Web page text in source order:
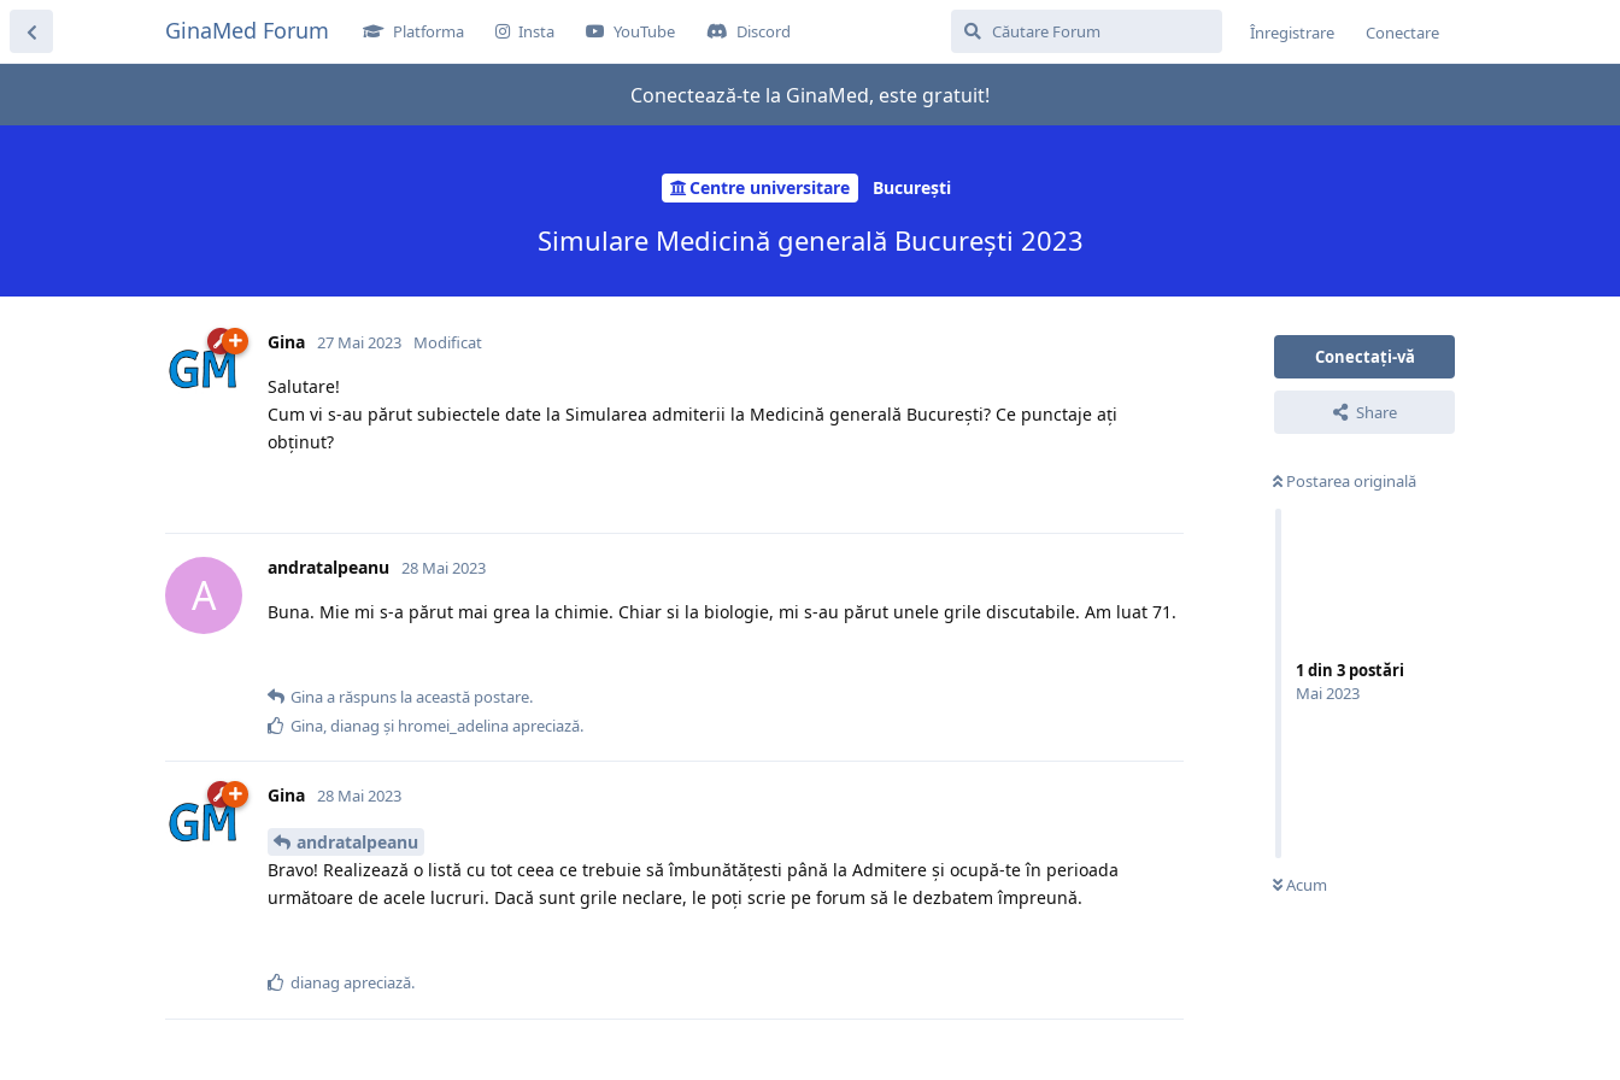
GinaMed Forum Platforma Insta YouTube Discord Înregistrare Conectare
Conectează-te la GinaMed, este gratuit!
Centre universitare București
Simulare Medicină generală București 2023
Conectați-vă
Share
Postarea originală
1 din 3 postări
Mai 2023
Acum
Gina 27 Mai 2023 Modificat
Salutare!
Cum vi s-au părut subiectele date la Simularea admiterii la Medicină generală București? Ce punctaje ați
obținut?
A
andratalpeanu 28 Mai 2023
Buna. Mie mi s-a părut mai grea la chimie. Chiar si la biologie, mi s-au părut unele grile discutabile. Am luat 71.
Ginaa răspuns la această postare.
Gina,dianag și hromei_adelinaapreciază.
Gina 28 Mai 2023
andratalpeanu
Bravo! Realizează o listă cu tot ceea ce trebuie să îmbunătățesti până la Admitere și ocupă-te în perioada
următoare de acele lucruri. Dacă sunt grile neclare, le poți scrie pe forum să le dezbatem împreună.
dianag apreciază.